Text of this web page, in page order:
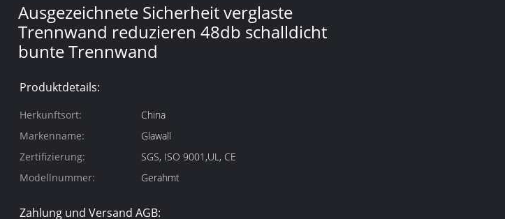
Ausgezeichnete Sicherheit verglaste
Trennwand reduzieren 48db schalldicht
bunte Trennwand
Produktdetails:
Herkunftsort:
China
Markenname:
Glawall
Zertifizierung:
SGS, ISO 9001,UL, CE
Modellnummer:
Gerahmt
Zahlung und Versand AGB: